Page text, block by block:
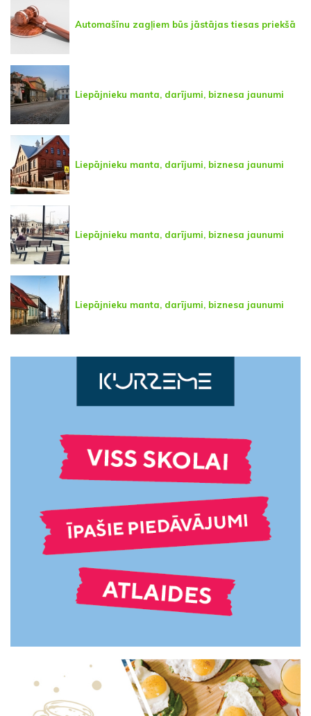
Automašīnu zagļiem būs jāstājas tiesas priekšā
Liepājnieku manta, darījumi, biznesa jaunumi
Liepājnieku manta, darījumi, biznesa jaunumi
Liepājnieku manta, darījumi, biznesa jaunumi
Liepājnieku manta, darījumi, biznesa jaunumi